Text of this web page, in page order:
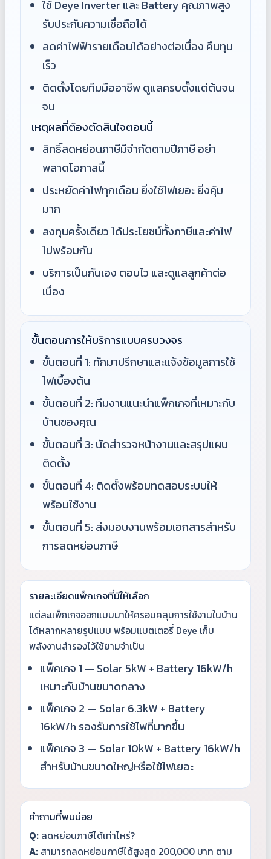
ใช้ Deye Inverter และ Battery คุณภาพสูง
รับประกันความเชื่อถือได้
ลดค่าไฟฟ้ารายเดือนได้อย่างต่อเนื่อง คืนทุน
เร็ว
ติดตั้งโดยทีมมืออาชีพ ดูแลครบตั้งแต่ต้นจน
จบ
เหตุผลที่ต้องตัดสินใจตอนนี้
สิทธิ์ลดหย่อนภาษีมีจำกัดตามปีภาษี อย่า
พลาดโอกาสนี้
ประหยัดค่าไฟทุกเดือน ยิ่งใช้ไฟเยอะ ยิ่งคุ้ม
มาก
ลงทุนครั้งเดียว ได้ประโยชน์ทั้งภาษีและค่าไฟ
ไปพร้อมกัน
บริการเป็นกันเอง ตอบไว และดูแลลูกค้าต่อ
เนื่อง
ขั้นตอนการให้บริการแบบครบวงจร
ขั้นตอนที่ 1: ทักมาปรึกษาและแจ้งข้อมูลการใช้
ไฟเบื้องต้น
ขั้นตอนที่ 2: ทีมงานแนะนำแพ็กเกจที่เหมาะกับ
บ้านของคุณ
ขั้นตอนที่ 3: นัดสำรวจหน้างานและสรุปแผน
ติดตั้ง
ขั้นตอนที่ 4: ติดตั้งพร้อมทดสอบระบบให้
พร้อมใช้งาน
ขั้นตอนที่ 5: ส่งมอบงานพร้อมเอกสารสำหรับ
การลดหย่อนภาษี
รายละเอียดแพ็กเกจที่มีให้เลือก
แต่ละแพ็กเกจออกแบบมาให้ครอบคลุมการใช้งานในบ้าน
ได้หลากหลายรูปแบบ พร้อมแบตเตอรี่ Deye เก็บ
พลังงานสำรองไว้ใช้ยามจำเป็น
แพ็คเกจ 1 — Solar 5kW + Battery 16kW/h
เหมาะกับบ้านขนาดกลาง
แพ็คเกจ 2 — Solar 6.3kW + Battery
16kW/h รองรับการใช้ไฟที่มากขึ้น
แพ็คเกจ 3 — Solar 10kW + Battery 16kW/h
สำหรับบ้านขนาดใหญ่หรือใช้ไฟเยอะ
คำถามที่พบบ่อย
Q: ลดหย่อนภาษีได้เท่าไหร่?
A: สามารถลดหย่อนภาษีได้สูงสุด 200,000 บาท ตาม